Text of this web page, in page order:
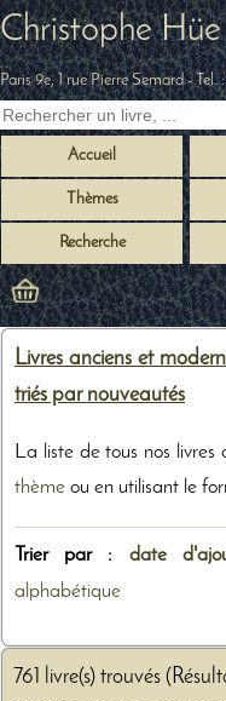
Christophe
Paris 9e, 1 rue Pierre Semard- Tel.
Accueil
Thèmes
Recherche
Livres anciens et
triés par nouveautés
La liste de tous nos
thème ou en utilisant le
Trier par : date
alphabétique
761 livre(s) trouvés